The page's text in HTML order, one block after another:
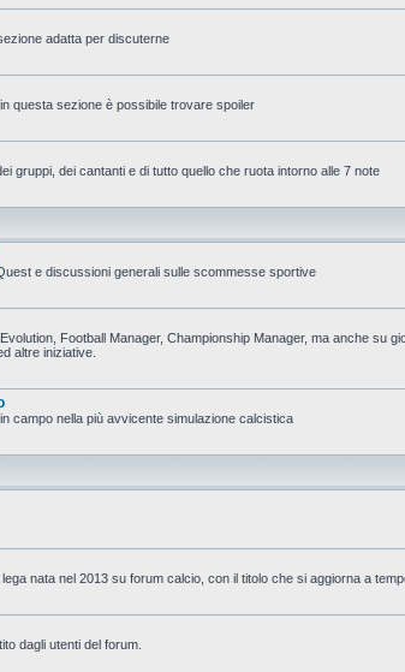
adatta per discuterne
questa sezione è possibile trovare spoiler
gruppi, dei cantanti e di tutto quello che ruota intorno alle 7 note
e discussioni generali sulle scommesse sportive
Football Manager, Championship Manager, ma anche su
altre iniziative.
campo nella più avvicente simulazione calcistica
nata nel 2013 su forum calcio, con il titolo che si aggiorna a
dagli utenti del forum.